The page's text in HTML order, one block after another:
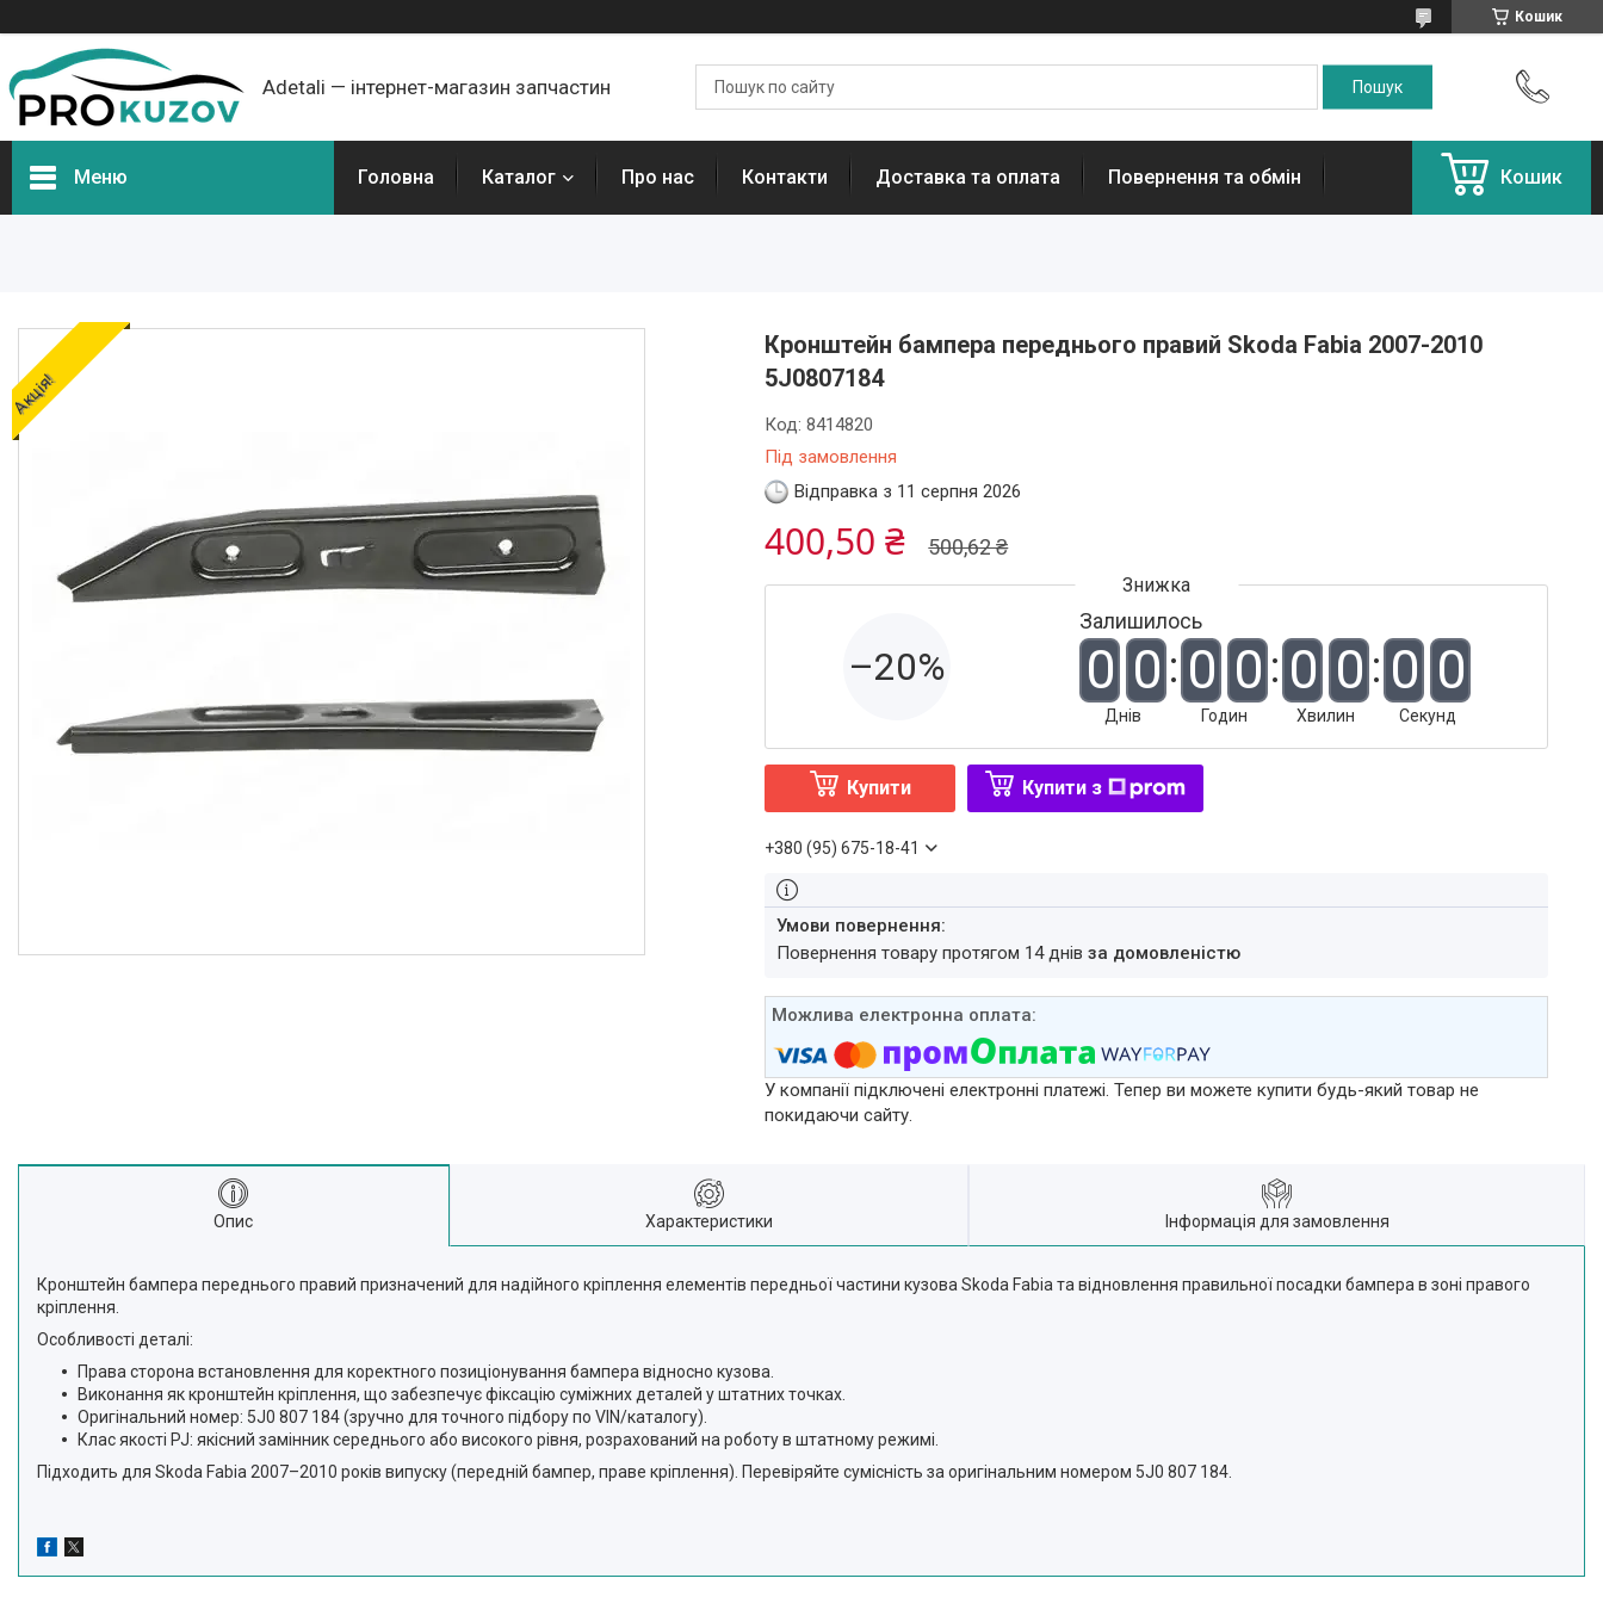
Кошик
Adetali — інтернет-магазин запчастин
Меню
Відгуки
Головна Каталог Про нас Контакти Доставка та оплата Повернення та обмін Кошик
Акція!
Кронштейн бампера переднього правий Skoda Fabia 2007-2010
5J0807184
Під замовлення
Код:8414820
Відправка з 11 серпня 2026
500,62 ₴
400,50 ₴
–20%
Залишилось
0 0
Днів
0 0
Годин
0 0
Хвилин
0 0
Секунд
Купити Купити з
+380 (95) 675-18-41
повернення товару протягом 14 днівза домовленістю
У компанії підключені електронні платежі. Тепер ви можете купити будь-який товар не
покидаючи сайту.
Опис Характеристики Інформація для замовлення
Кронштейн бампера переднього правий призначений для надійного кріплення елементів передньої частини кузова Skoda Fabia та відновлення правильної посадки бампера в зоні правого
кріплення.
Особливості деталі:
Права сторона встановлення для коректного позиціонування бампера відносно кузова.
Виконання як кронштейн кріплення, що забезпечує фіксацію суміжних деталей у штатних точках.
Оригінальний номер: 5J0 807 184 (зручно для точного підбору по VIN/каталогу).
Клас якості PJ: якісний замінник середнього або високого рівня, розрахований на роботу в штатному режимі.
Підходить для Skoda Fabia 2007–2010 років випуску (передній бампер, праве кріплення). Перевіряйте сумісність за оригінальним номером 5J0 807 184.